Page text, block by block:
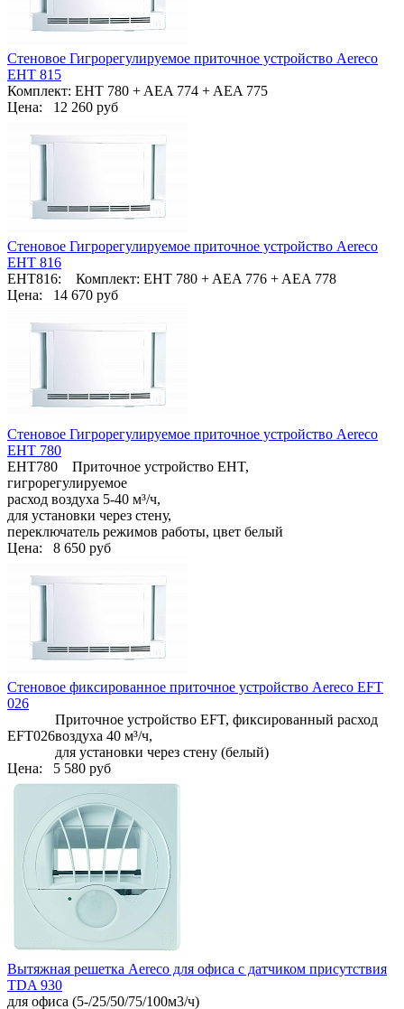
Стеновое Гигрорегулируемое приточное устройство Aereco
EHT 815
Комплект: EHT 780 + AEA 774 + AEA 775
Цена: 12 260 руб
Стеновое Гигрорегулируемое приточное устройство Aereco
EHT 816
EHT816: Комплект: EHT 780 + AEA 776 + AEA 778
Цена: 14 670 руб
Стеновое Гигрорегулируемое приточное устройство Aereco
EHT 780
EHT780 Приточное устройство EHT,
гигрорегулируемое
расход воздуха 5-40 м³/ч,
для установки через стену,
переключатель режимов работы, цвет белый
Цена: 8 650 руб
Стеновое фиксированное приточное устройство Aereco EFT
026
EFT026
Приточное устройство EFT, фиксированный расход
воздуха 40 м³/ч,
для установки через стену (белый)
Цена: 5 580 руб
Вытяжная решетка Aereco для офиса с датчиком присутствия
TDA 930
для офиса (5-/25/50/75/100м3/ч)